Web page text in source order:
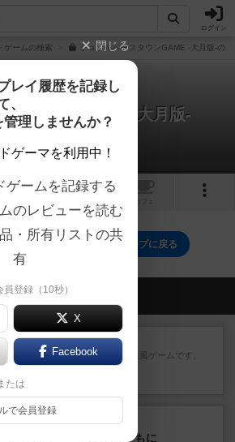
ログイン
ゲームの検索 デュアルベースタウンGAME -大月版-の
スタウンGAME -大月版-
0件の戦略やコツ
1
スタウンGAME -大月版-のトップに戻る
員の新しい投稿
ジンラミー
トランプで遊べる2人対戦の麻雀風ゲームです。
10枚の手札で、同じスーツ...
40分前
フリップ７：復讐心とともに
閉じる
レイ履歴を記録し
、
理しませんか？
ゲーマを利用中！
ゲームを記録する
のレビューを読む
・所有リストの共
有
員登録（10秒）
X
Facebook
たは
で会員登録